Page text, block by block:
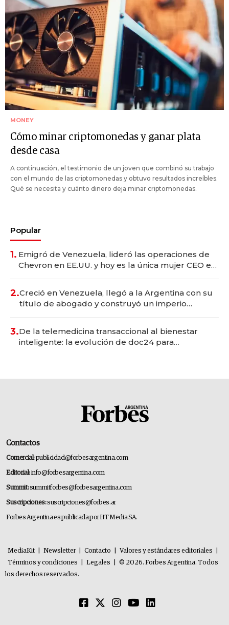
MONEY
Cómo minar criptomonedas y ganar plata
desde casa
A continuación, el testimonio de un joven que combinó su trabajo
con el mundo de las criptomonedas y obtuvo resultados increíbles.
Qué se necesita y cuánto dinero deja minar criptomonedas.
Popular
1. Emigró de Venezuela, lideró las operaciones de
Chevron en EE.UU. y hoy es la única mujer CEO en
2.Creció en Venezuela, llegó a la Argentina con su
título de abogado y construyó un imperio
3.De la telemedicina transaccional al bienestar
inteligente: la evolución de doc24 para
Contactos
Comercial:publicidad@forbesargentina.com
Editorial:info@forbesargentina.com
Summit:summitforbes@forbesargentina.com
Suscripciones:suscripciones@forbes.ar
Forbes Argentina es publicada por HT Media SA.
MediaKit Newsletter Contacto Valores y estándares editoriales
Términos y condiciones
Legales
© 2026. Forbes Argentina. Todos
los derechos reservados.